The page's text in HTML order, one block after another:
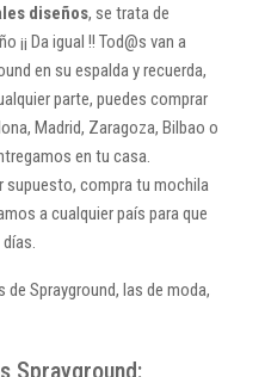
diseños, se trata de
¡¡ Da igual !! Tod@s van a
en su espalda y recuerda,
parte, puedes comprar
Madrid, Zaragoza, Bilbao o
en tu casa.
supuesto, compra tu mochila
a cualquier país para que
Sprayground, las de moda,
Sprayground: